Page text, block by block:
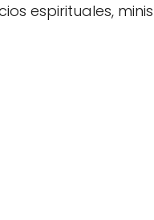
espirituales,